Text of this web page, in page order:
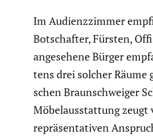
Im Audienz­zimmer
Botschafter, Fürsten,
angese­hene Bürger
tens drei solcher
schen Braun­schweiger
Möbel­aus­stat­tung zeugt
reprä­sen­ta­tiven